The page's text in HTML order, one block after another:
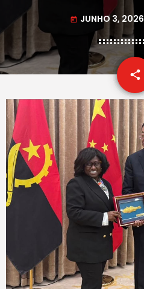
today JUNHO 3, 2026
share
email